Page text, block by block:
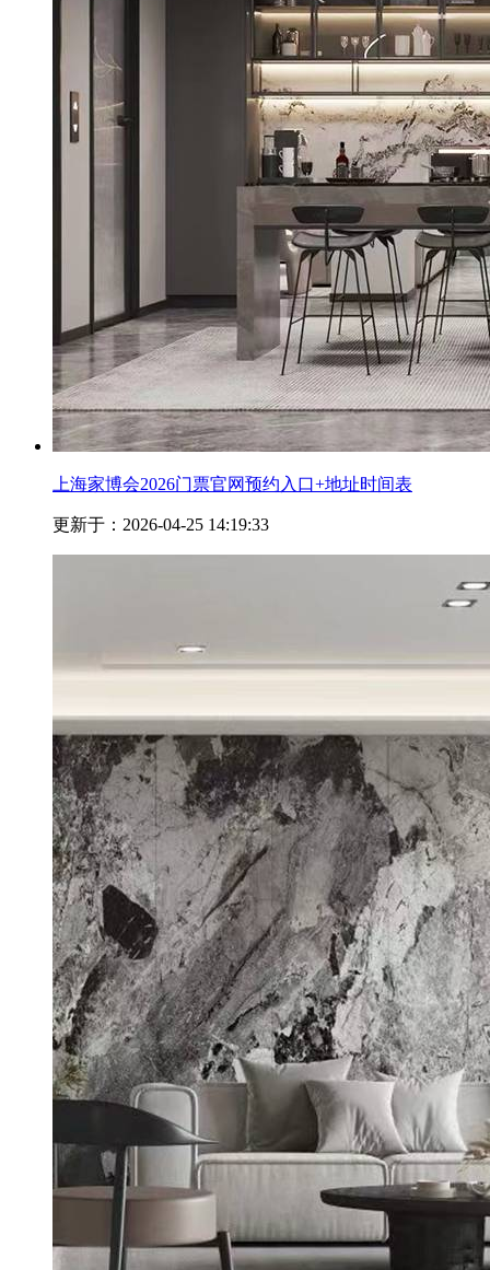
上海家博会2026门票官网预约入口+地址时间表
更新于：2026-04-25 14:19:33